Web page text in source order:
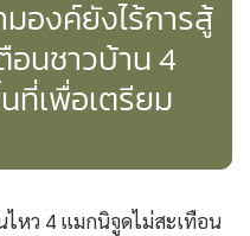
องค์ยังไร้การสู้
อนชาวบ้าน 4
ที่เพื่อเตรียม
หว 4 แมกนิจูดไม่สะเทือน